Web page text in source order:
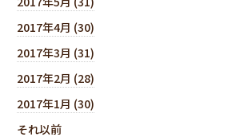
2017年4月 (30)
2017年3月 (31)
2017年2月 (28)
2017年1月 (30)
それ以前